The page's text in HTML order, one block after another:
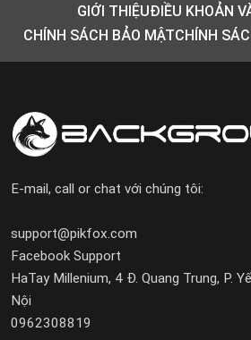
GIỚI THIỆUĐIỀU KHOẢN
CHÍNH SÁCH BẢO MẬTCHÍNH
E-mail, call or chat với chúng tôi:
support@pikfox.com
Facebook Support
HaTay Millenium, 4 Đ. Quang Trung, P.
Nội
0962308819